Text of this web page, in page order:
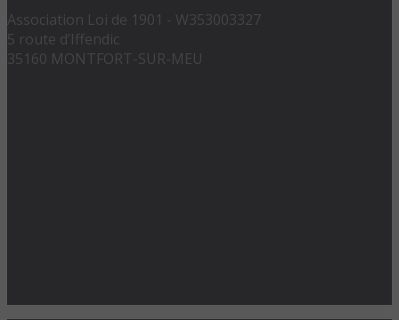
Association Loi de 1901 - W353003327
5 route d’Iffendic
35160 MONTFORT-SUR-MEU